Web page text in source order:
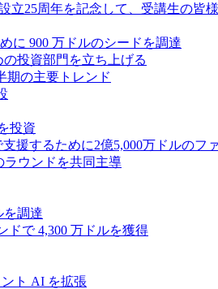
立25周年を記念して、受講生の皆
に 900 万ドルのシードを調達
投資部門を立ち上げる
期の主要トレンド
投資
援するために2億5,000万ドルのフ
ラウンドを共同主導
を調達
ドで 4,300 万ドルを獲得
ント AI を拡張